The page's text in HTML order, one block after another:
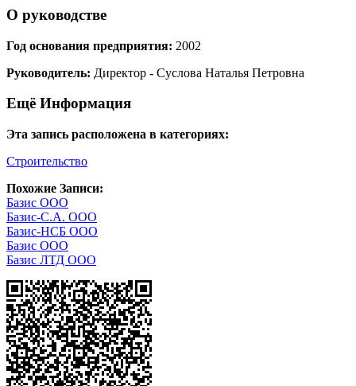
О руководстве
Год основания предприятия: 2002
Руководитель: Директор - Суслова Наталья Петровна
Ещё Информация
Эта запись расположена в категориях:
Строительство
Похожие Записи:
Базис ООО
Базис-С.А. ООО
Базис-НСБ ООО
Базис ООО
Базис ЛТД ООО